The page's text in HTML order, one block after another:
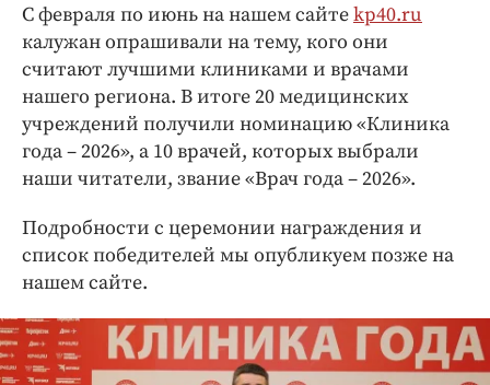
С февраля по июнь на нашем сайтеkp40.ru
калужан опрашивали на тему, кого они
считают лучшими клиниками и врачами
нашего региона. В итоге 20 медицинских
учреждений получили номинацию «Клиника
года – 2026», а 10 врачей, которых выбрали
наши читатели, звание «Врач года – 2026».
Подробности с церемонии награждения и
список победителей мы опубликуем позже на
нашем сайте.